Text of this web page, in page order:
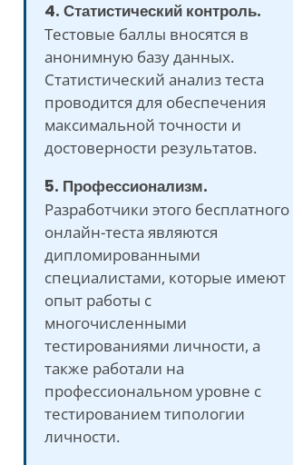
4. Статистический контроль.
Тестовые баллы вносятся в
анонимную базу данных.
Статистический анализ теста
проводится для обеспечения
максимальной точности и
достоверности результатов.
5. Профессионализм.
Разработчики этого бесплатного
онлайн-теста являются
дипломированными
специалистами, которые имеют
опыт работы с
многочисленными
тестированиями личности, а
также работали на
профессиональном уровне с
тестированием типологии
личности.